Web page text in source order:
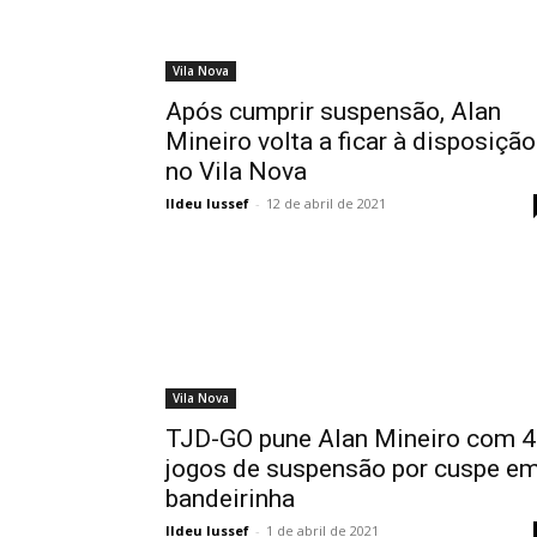
Vila Nova
Após cumprir suspensão, Alan
Mineiro volta a ficar à disposição
no Vila Nova
Ildeu Iussef - 12 de abril de 2021
Vila Nova
TJD-GO pune Alan Mineiro com 4
jogos de suspensão por cuspe
bandeirinha
Ildeu Iussef - 1 de abril de 2021